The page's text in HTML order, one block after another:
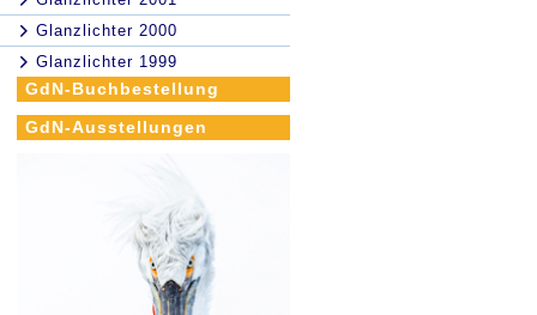
Glanzlichter 2000
Glanzlichter 1999
GdN-Buchbestellung
GdN-Ausstellungen